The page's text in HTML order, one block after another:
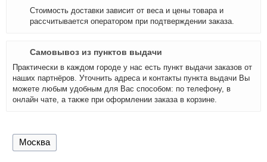
Стоимость доставки зависит от веса и цены товара и
рассчитывается оператором при подтверждении заказа.
Самовывоз из пунктов выдачи
Практически в каждом городе у нас есть пункт выдачи заказов от
наших партнёров. Уточнить адреса и контакты пункта выдачи Вы
можете любым удобным для Вас способом: по телефону, в
онлайн чате, а также при оформлении заказа в корзине.
Москва